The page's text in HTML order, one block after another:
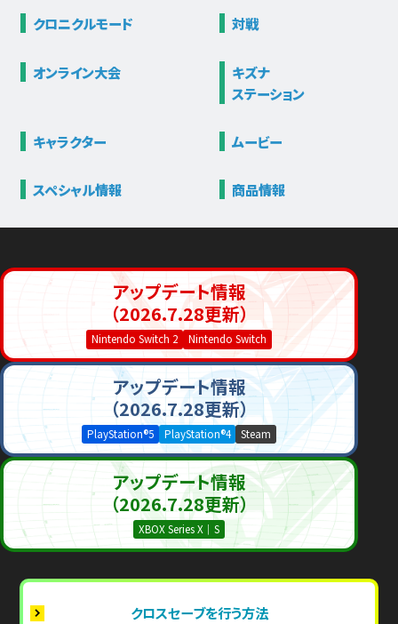
クロニクルモード 対戦
オンライン大会
キズナ
ステーション
キャラクター ムービー
スペシャル情報 商品情報
アップデート情報
（2026.7.28更新）
Nintendo Switch 2 Nintendo Switch
アップデート情報
（2026.7.28更新）
PlayStation®5 PlayStation®4 Steam
アップデート情報
（2026.7.28更新）
XBOX Series X｜S
クロスセーブを行う方法